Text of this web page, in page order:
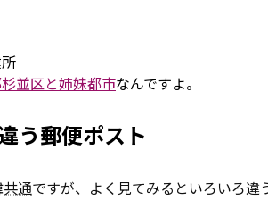
並区と姉妹都市なんですよ。
う郵便ポスト
共通ですが、よく見てみるといろいろ違